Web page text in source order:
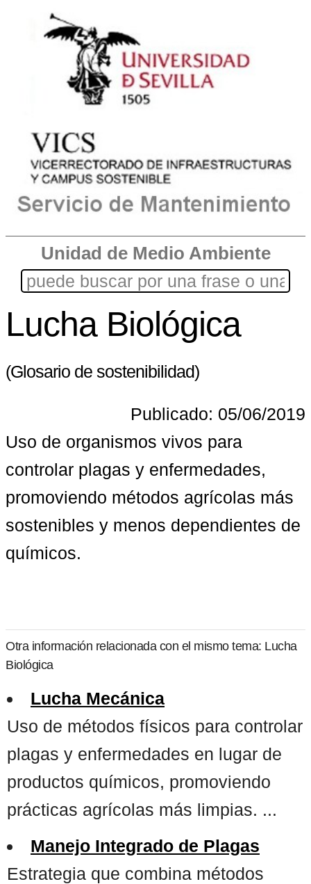
Unidad de Medio Ambiente
Lucha Biológica
(Glosario de sostenibilidad)
Publicado: 05/06/2019
Uso de organismos vivos para
controlar plagas y enfermedades,
promoviendo métodos agrícolas más
sostenibles y menos dependientes de
químicos.
Otra información relacionada con el mismo tema: Lucha
Biológica
Lucha Mecánica
Uso de métodos físicos para controlar
plagas y enfermedades en lugar de
productos químicos, promoviendo
prácticas agrícolas más limpias. ...
Manejo Integrado de Plagas
Estrategia que combina métodos